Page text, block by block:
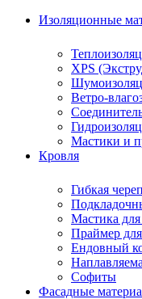
Изоляционные
XPS
Ветро-
Мастики и
Кровля
Гибкая
Мастика
Праймер
Ендовный
Софиты
Фасадные